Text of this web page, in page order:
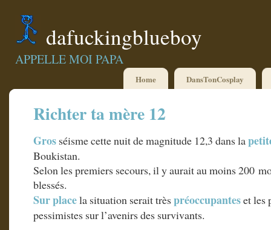
dafuckingblueboy
APPELLE MOI PAPA
Home DansTonCosplay
Richter ta mère 12
Gros séisme cette nuit de magnitude 12,3 dans la
Boukistan.
Selon les premiers secours, il y aurait au moins 200
blessés.
Sur placela situation serait trèspréoccupanteset les
pessimistes sur l’avenirs des survivants.